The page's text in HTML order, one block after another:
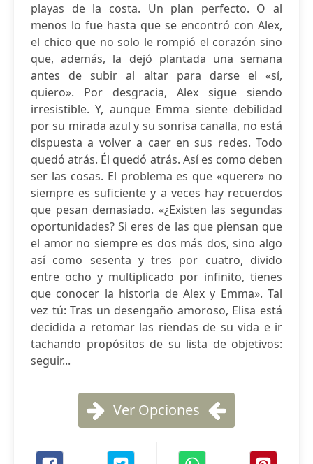
playas de la costa. Un plan perfecto. O al
menos lo fue hasta que se encontró con Alex,
el chico que no solo le rompió el corazón sino
que, además, la dejó plantada una semana
antes de subir al altar para darse el «sí,
quiero». Por desgracia, Alex sigue siendo
irresistible. Y, aunque Emma siente debilidad
por su mirada azul y su sonrisa canalla, no está
dispuesta a volver a caer en sus redes. Todo
quedó atrás. Él quedó atrás. Así es como deben
ser las cosas. El problema es que «querer» no
siempre es suficiente y a veces hay recuerdos
que pesan demasiado. «¿Existen las segundas
oportunidades? Si eres de las que piensan que
el amor no siempre es dos más dos, sino algo
así como sesenta y tres por cuatro, divido
entre ocho y multiplicado por infinito, tienes
que conocer la historia de Alex y Emma». Tal
vez tú: Tras un desengaño amoroso, Elisa está
decidida a retomar las riendas de su vida e ir
tachando propósitos de su lista de objetivos:
seguir...
Ver Opciones